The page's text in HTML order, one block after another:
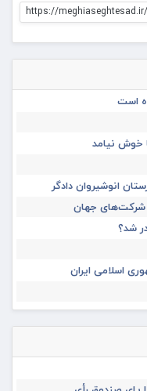
https://
است
خوش نیامد
انوشیروان دادگر
شرکت‌های جهان
شد؟
اسلامی ایران